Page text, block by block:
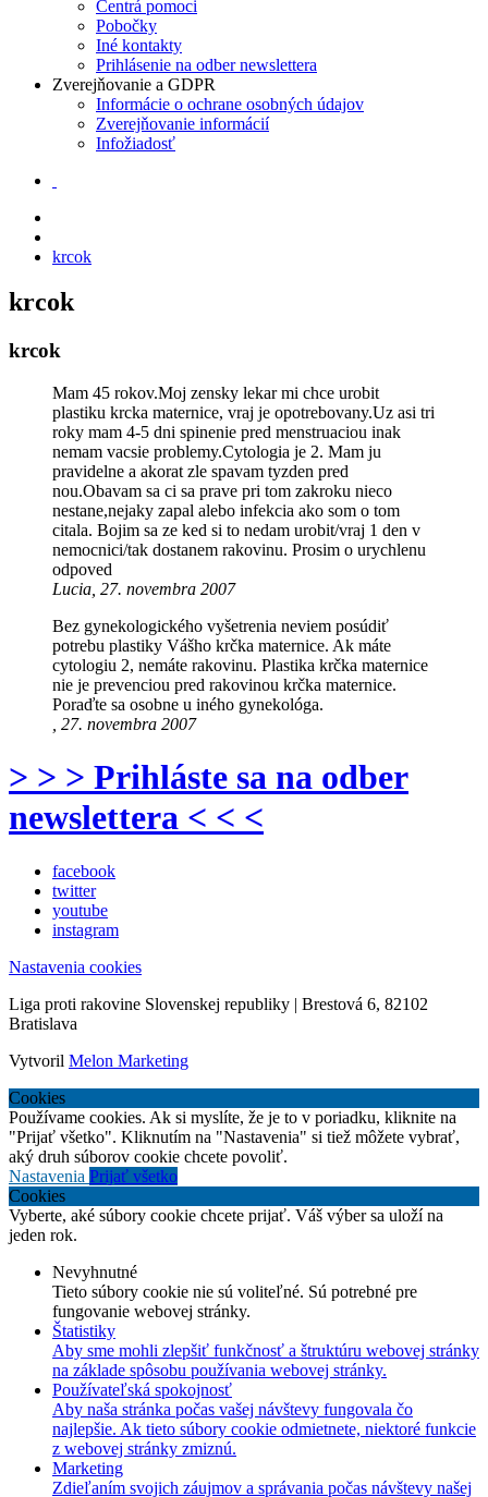
Centrá pomoci
Pobočky
Iné kontakty
Prihlásenie na odber newslettera
Zverejňovanie a GDPR
Informácie o ochrane osobných údajov
Zverejňovanie informácií
Infožiadosť
krcok
krcok
krcok
Mam 45 rokov.Moj zensky lekar mi chce urobit
plastiku krcka maternice, vraj je opotrebovany.Uz asi tri
roky mam 4-5 dni spinenie pred menstruaciou inak
nemam vacsie problemy.Cytologia je 2. Mam ju
pravidelne a akorat zle spavam tyzden pred
nou.Obavam sa ci sa prave pri tom zakroku nieco
nestane,nejaky zapal alebo infekcia ako som o tom
citala. Bojim sa ze ked si to nedam urobit/vraj 1 den v
nemocnici/tak dostanem rakovinu. Prosim o urychlenu
odpoved
Lucia, 27. novembra 2007
Bez gynekologického vyšetrenia neviem posúdiť
potrebu plastiky Vášho krčka maternice. Ak máte
cytologiu 2, nemáte rakovinu. Plastika krčka maternice
nie je prevenciou pred rakovinou krčka maternice.
Poraďte sa osobne u iného gynekológa.
, 27. novembra 2007
> > > Prihláste sa na odber
newslettera < < <
facebook
twitter
youtube
instagram
Nastavenia cookies
Liga proti rakovine Slovenskej republiky | Brestová 6, 82102
Bratislava
Vytvoril Melon Marketing
Cookies
Používame cookies. Ak si myslíte, že je to v poriadku, kliknite na
"Prijať všetko". Kliknutím na "Nastavenia" si tiež môžete vybrať,
aký druh súborov cookie chcete povoliť.
Nastavenia Prijať všetko
Cookies
Vyberte, aké súbory cookie chcete prijať. Váš výber sa uloží na
jeden rok.
Nevyhnutné
Tieto súbory cookie nie sú voliteľné. Sú potrebné pre
fungovanie webovej stránky.
Štatistiky
Aby sme mohli zlepšiť funkčnosť a štruktúru webovej stránky
na základe spôsobu používania webovej stránky.
Používateľská spokojnosť
Aby naša stránka počas vašej návštevy fungovala čo
najlepšie. Ak tieto súbory cookie odmietnete, niektoré funkcie
z webovej stránky zmiznú.
Marketing
Zdieľaním svojich záujmov a správania počas návštevy našej